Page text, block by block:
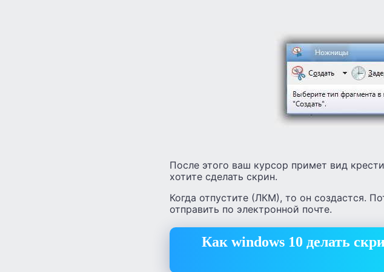
После этого ваш курсор примет вид
хотите сделать скрин.
Когда отпустите (ЛКМ), то он создастся.
отправить по электронной почте.
Как windows 10 делать